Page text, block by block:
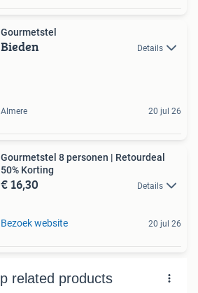
Gourmetstel
Bieden Details
Almere 20 jul 26
Gourmetstel 8 personen | Retourdeal
50% Korting
€ 16,30 Details
Bezoek website 20 jul 26